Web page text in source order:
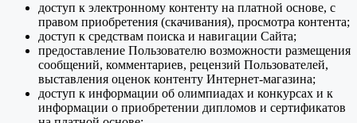
доступ к электронному контенту на платной основе, с
правом приобретения (скачивания), просмотра контента;
доступ к средствам поиска и навигации Сайта;
предоставление Пользователю возможности размещения
сообщений, комментариев, рецензий Пользователей,
выставления оценок контенту Интернет-магазина;
доступ к информации об олимпиадах и конкурсах и к
информации о приобретении дипломов и сертификатов